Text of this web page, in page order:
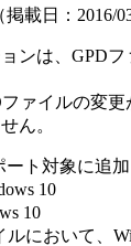
載日：2016/
ョンは、GPD
ァイルの変
ん。
ト対象に追加
10
10
ルにおいて、